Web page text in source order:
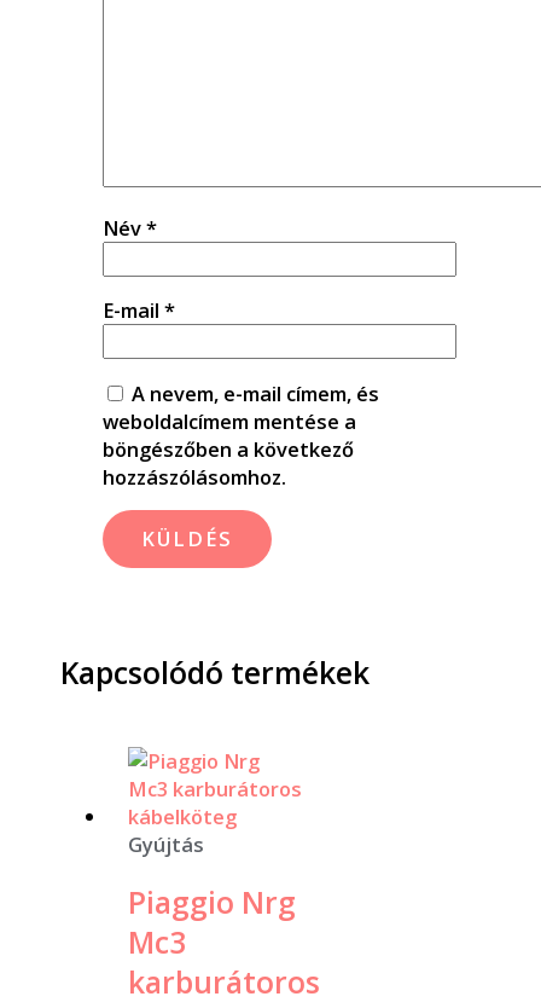
Név*
E-mail *
A nevem, e-mail címem, és
weboldalcímem mentése a
böngészőben a következő
hozzászólásomhoz.
Kapcsolódó termékek
Gyújtás
Piaggio Nrg
Mc3
karburátoros